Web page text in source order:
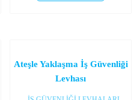
Ateşle Yaklaşma İş Güvenliği
Levhası